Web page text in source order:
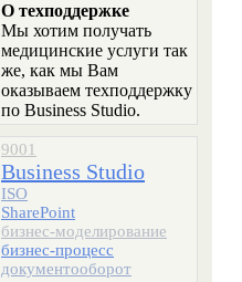
О техподдержке
Мы хотим получать
медицинские услуги так
же, как мы Вам
оказываем техподдержку
по Business Studio.
9001
Business Studio
ISO
SharePoint
бизнес-моделирование
бизнес-процесс
документооборот